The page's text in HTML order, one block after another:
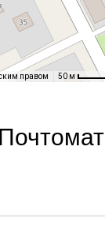
правом 50 м